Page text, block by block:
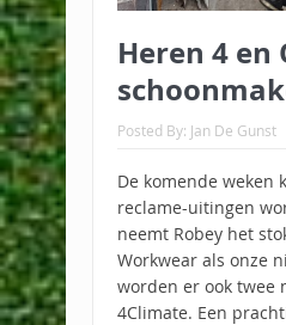
Heren 4 en
Posted By: Jan De Gunst
De komende
reclame-uitingen
neemt Robey het
Workwear als onze
worden er ook twee
4Climate. Een